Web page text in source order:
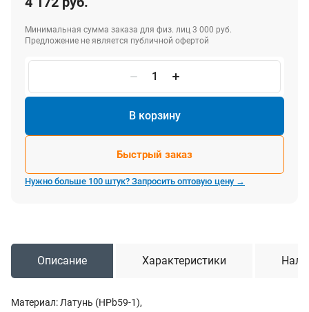
Минимальная сумма заказа для физ. лиц 3 000 руб.
Предложение не является публичной офертой
В корзину
Быстрый заказ
Нужно больше 100 штук? Запросить оптовую цену →
Описание Характеристики
Материал: Латунь (HPb59-1),